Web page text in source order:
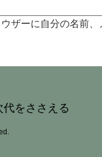
ザーに自分の名前
をささえる